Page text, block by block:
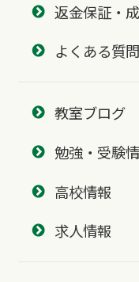
返金保証・
よくある質問
教室ブログ
勉強・受験
高校情報
求人情報